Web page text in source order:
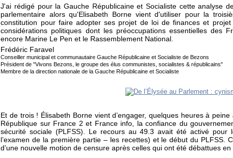
J'ai rédigé pour la Gauche Républicaine et Socialiste cette analyse
parlementaire alors qu'Elisabeth Borne vient d'utiliser pour la
constitution pour faire adopter ses projet de loi de finances et
considérations politiques dont les préoccupations essentielles des
encore Marine Le Pen et le Rassemblement National.
Frédéric Faravel
Conseiller municipal et communautaire Gauche Républicaine et Socialiste de Bezons
Président de "Vivons Bezons, le groupe des élus communistes, socialistes & républicains"
Membre de la direction nationale de la Gauche Républicaine et Socialiste
Et de trois ! Élisabeth Borne vient d’engager, quelques heures à
République sur France 2 et France info, la confiance du
sécurité sociale (PLFSS). Le recours au 49.3 avait été activé
l’examen de la première partie – les recettes) et le début du PLFSS.
d’une nouvelle motion de censure après celles qui ont été débattues en